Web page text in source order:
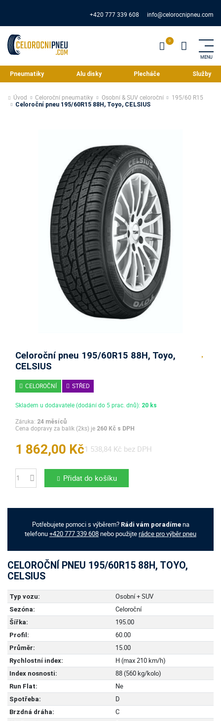
+420 777 339 608 info@celorocnipneu.com
Pneumatiky Alu disky Plecháče Služby
Úvod Celoroční pneumatiky Osobní & SUV celoroční 195/60 R15
Celoroční pneu 195/60R15 88H, Toyo, CELSIUS
Celoroční pneu 195/60R15 88H, Toyo,
CELSIUS
CELOROČNÍ STŘED
Skladem u dodavatele (dodání do 5 prac. dnů): 20 ks
Záruka: 24 měsíců
Cena dopravy za balík (2ks) je 260 Kč s DPH
1 862,00 Kč1 538,84 Kč bez DPH
Počet Přidat do košíku
Potřebujete pomoci s výběrem? Rádi vám poradímena
telefonu+420 777 339 608nebo použijterádce pro výběr pneu
CELOROČNÍ PNEU 195/60R15 88H, TOYO,
CELSIUS
Typ vozu: Osobní + SUV
Sezóna: Celoroční
Šířka: 195.00
Profil: 60.00
Průměr: 15.00
Rychlostní index: H (max 210 km/h)
Index nosnosti: 88 (560 kg/kolo)
Run Flat: Ne
Spotřeba: D
Brzdná dráha: C